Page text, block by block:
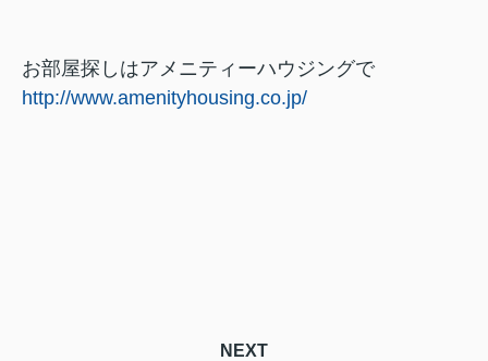
お部屋探しはアメニティーハウジングで
http://www.amenityhousing.co.jp/
NEXT